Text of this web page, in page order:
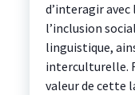
d’interagir
l’inclusion
linguistique,
interculturelle.
valeur de cette